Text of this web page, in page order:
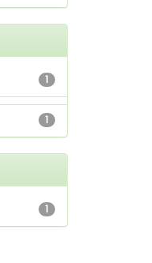
1
1
1